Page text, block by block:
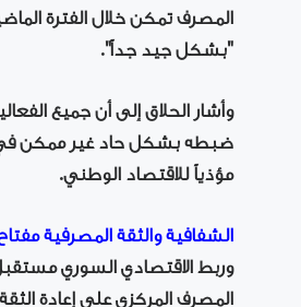
المصرف تمكن خلال الفترة
"بشكل جيد جداً".
وأشار الحلاق إلى أن جميع
ضبطه بشكل حاد غير ممكن في
مؤذياً للاقتصاد الوطني.
الشفافية والثقة المصرفية
وربط الاقتصادي السوري
المصرف المركزي على إعادة